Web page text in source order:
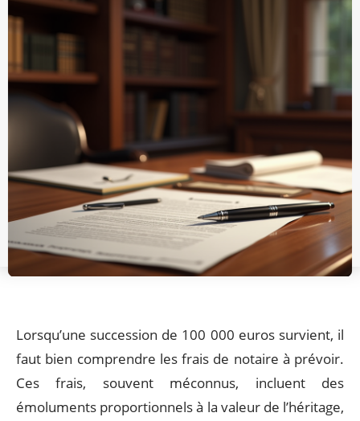
Lorsqu’une succession de 100 000 euros survient, il
faut bien comprendre les frais de notaire à prévoir.
Ces frais, souvent méconnus, incluent des
émoluments proportionnels à la valeur de l’héritage,